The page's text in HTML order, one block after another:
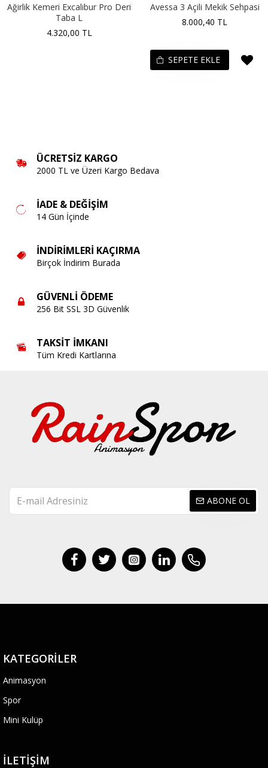
Ağirlik Kemeri Excalibur Pro Deri
Taba L
4.320,00 TL
Avessa 3 Açili Mekik Sehpasi
8.000,40 TL
SEPETE EKLE
ÜCRETSIZ KARGO
2000 TL ve Üzeri Kargo Bedava
İADE & DEĞIŞIM
14 Gün İçinde
İNDIRIMLERI KAÇIRMA
Birçok İndirim Burada
GÜVENLI ÖDEME
256 Bit SSL 3D Güvenlik
TAKSIT İMKANI
Tüm Kredi Kartlarına
ABONE OL
KATEGORILER
Animasyon
Spor
Mini Kulüp
İLETIŞIM